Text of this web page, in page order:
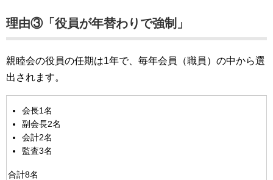
理由③「役員が年替わりで強制」
親睦会の役員の任期は1年で、毎年会員（職員）の中から選
出されます。
会長1名
副会長2名
会計2名
監査3名
合計8名